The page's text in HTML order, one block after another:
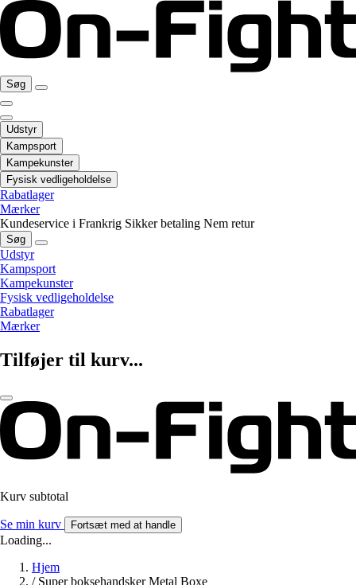
Søg
Udstyr
Kampsport
Kampekunster
Fysisk vedligeholdelse
Rabatlager
Mærker
Kundeservice i Frankrig Sikker betaling Nem retur
Søg
Udstyr
Kampsport
Kampekunster
Fysisk vedligeholdelse
Rabatlager
Mærker
Tilføjer til kurv...
Kurv subtotal
Se min kurv Fortsæt med at handle
Loading...
Hjem
/ Super boksehandsker Metal Boxe